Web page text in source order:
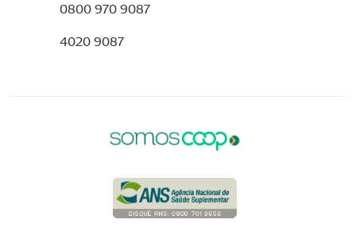
0800 970 9087
4020 9087